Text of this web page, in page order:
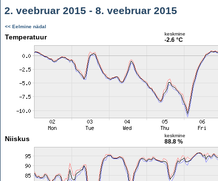
2. veebruar 2015 - 8. veebruar 2015
<< Eelmine nädal
Temperatuur keskmine
-2.6 °C
Niiskus keskmine
88.8 %